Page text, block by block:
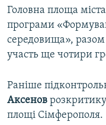
Головна площа
програми
середовища», разом
участь ще чотири
Раніше
Аксенов
площі Сімферополя.